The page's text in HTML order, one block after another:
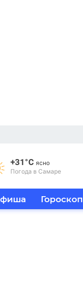
+31°C ясно
Погода в Самаре
Гороскоп